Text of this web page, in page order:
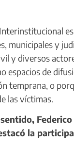
municipales y
y diversos
espacios de
temprana, o
las víctimas.
la